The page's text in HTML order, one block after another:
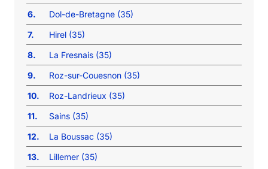
6.
Dol-de-Bretagne (35)
7.
Hirel (35)
8.
La Fresnais (35)
9.
Roz-sur-Couesnon (35)
10.
Roz-Landrieux (35)
11.
Sains (35)
12.
La Boussac (35)
13.
Lillemer (35)